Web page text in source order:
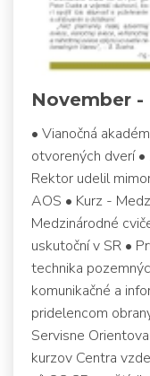
November -
• Vianočná
otvorených dverí
Rektor udelil
AOS • Kurz -
Medzinárodné
uskutoční v SR •
technika
komunikačné a
pridelencom
Servisne
kurzov Centra